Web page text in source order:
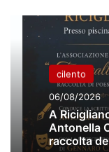
cilento
06/08/2026
A
Antonella
raccolta